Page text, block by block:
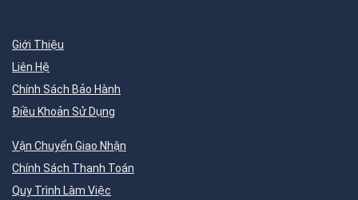
Giới Thiệu
Liên Hệ
Chính Sách Bảo Hành
Điều Khoản Sử Dụng
Vận Chuyển Giao Nhận
Chính Sách Thanh Toán
Quy Trình Làm Việc